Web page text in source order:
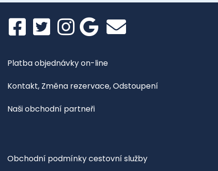
Platba objednávky on-line
Kontakt, Změna rezervace, Odstoupení
Naši obchodní partneři
Obchodní podmínky cestovní služby